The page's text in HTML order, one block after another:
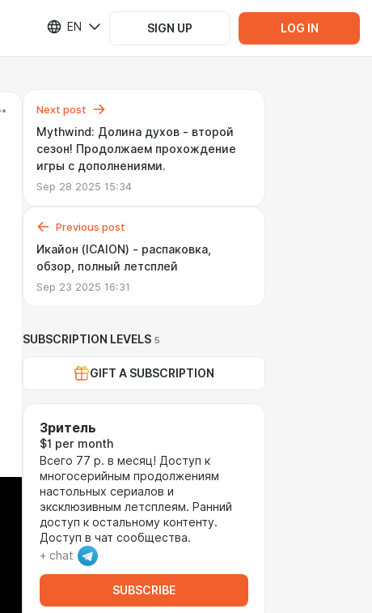
EN SIGN UP LOG IN
Next post
Mythwind: Долина духов - второй
сезон! Продолжаем прохождение
игры с дополнениями.
Sep 28 2025 15:34
Previous post
Икайон (ICAION) - распаковка,
обзор, полный летсплей
Sep 23 2025 16:31
SUBSCRIPTION LEVELS 5
GIFT A SUBSCRIPTION
Зритель
$1 per month
Всего 77 р. в месяц! Доступ к
многосерийным продолжениям
настольных сериалов и
эксклюзивным летсплеям. Ранний
доступ к остальному контенту.
Доступ в чат сообщества.
+ chat
SUBSCRIBE